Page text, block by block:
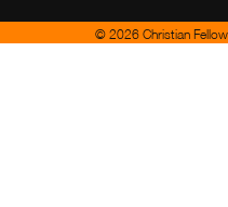
© 2026 Christian